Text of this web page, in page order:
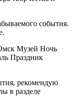
события.
Музей Ночь
Праздник
рекомендую
в разделе